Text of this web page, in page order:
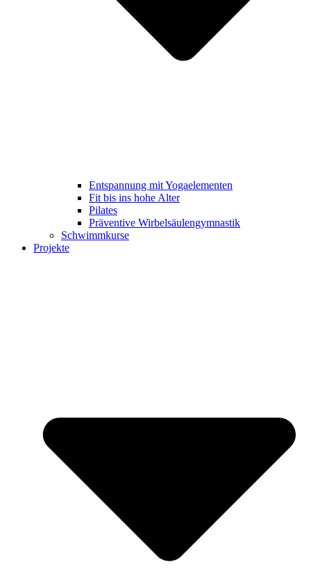
Entspannung mit Yogaelementen
Fit bis ins hohe Alter
Pilates
Präventive Wirbelsäulengymnastik
Schwimmkurse
Projekte